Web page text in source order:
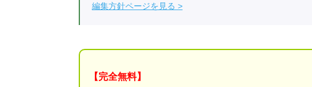
編集方針ページを見る
【完全無料】